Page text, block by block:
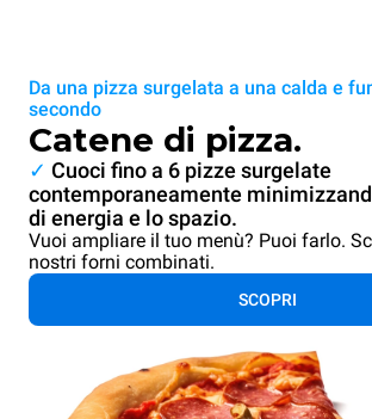
Da una pizza surgelata a una calda e
secondo
Catene di pizza.
✓ Cuoci fino a 6 pizze surgelate
contemporaneamente
di energia e lo spazio.
Vuoi ampliare il tuo menù? Puoi farlo.
nostri forni combinati.
SCOPRI